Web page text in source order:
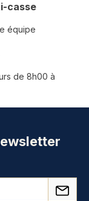
casse
équipe
de 8h00 à